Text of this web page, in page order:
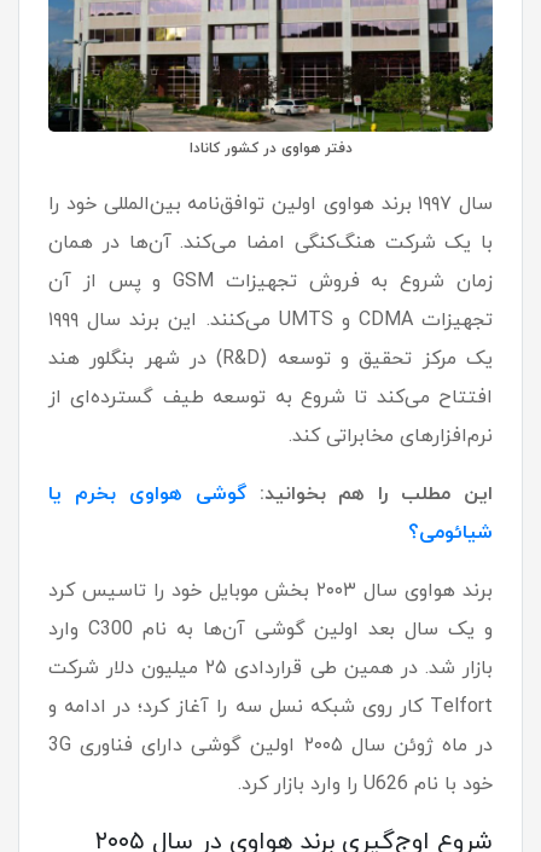
دفتر هواوی در کشور کانادا
سال ۱۹۹۷ برند هواوی اولین توافق‌نامه بین‌المللی خود را
با یک شرکت هنگ‌کنگی امضا می‌کند. آن‌ها در همان
زمان شروع به فروش تجهیزات GSM و پس از آن
تجهیزات CDMA و UMTS می‌کنند. این برند سال ۱‍۹۹۹
یک مرکز تحقیق و توسعه (R&D) در شهر بنگلور هند
افتتاح می‌کند تا شروع به توسعه طیف گسترده‌ای از
نرم‌افزار‌های مخابراتی کند.
این مطلب را هم بخوانید:گوشی هواوی بخرم یا
شیائومی؟
برند هواوی سال ۲۰۰۳ بخش موبایل خود را تاسیس کرد
و یک سال بعد اولین گوشی آن‌ها به نام C300 وارد
بازار شد. در همین طی قراردادی ۲۵ میلیون دلار شرکت
Telfort کار روی شبکه نسل سه را آغاز کرد؛ در ادامه و
در ماه ژوئن سال ۲۰۰۵ اولین گوشی دارای فناوری 3G
خود با نام U626 را وارد بازار کرد.
شروع اوج‌گیری برند هواوی در سال ۲۰۰۵